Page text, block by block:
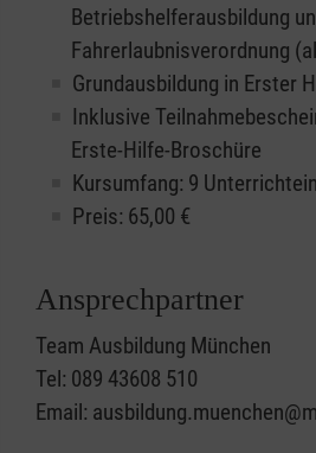
Betriebshelferausbildung
Fahrerlaubnisverordnung
Grundausbildung in Erster
Inklusive
Erste-Hilfe-Broschüre
Kursumfang: 9
Preis: 65,00 €
Ansprechpartner
Team Ausbildung München
Tel: 089 43608 510
Email: